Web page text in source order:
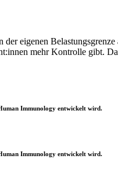
eigenen
mehr Kontrolle gibt.
Immunology entwickelt wird.
Immunology entwickelt wird.